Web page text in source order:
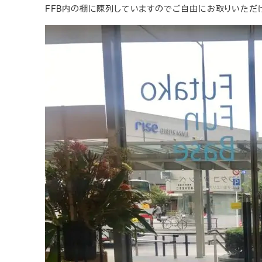
FFB内の棚に陳列していますのでご自由にお取りいただ